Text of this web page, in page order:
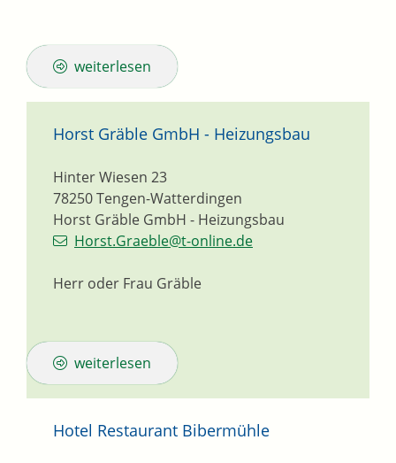
weiterlesen
Horst Gräble GmbH - Heizungsbau
Horst Gräble GmbH - Heizungsbau
Hinter Wiesen 23
78250Tengen-Watterdingen
Horst.Graeble@t-online.de
Herr oder Frau Gräble
weiterlesen
Hotel Restaurant Bibermühle